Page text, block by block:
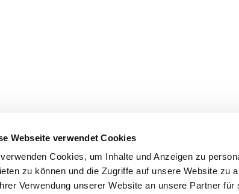
Webseite verwendet Cookies
Cookies, um Inhalte und Anzeigen zu
zu können und die Zugriffe auf unsere Website zu
Verwendung unserer Website an unsere Partner